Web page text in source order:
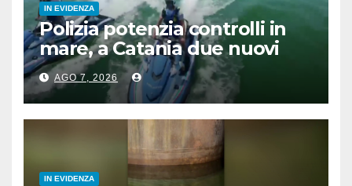
IN EVIDENZA
Polizia potenzia controlli in
mare, a Catania due nuovi
acquascooter
AGO 7, 2026
IN EVIDENZA